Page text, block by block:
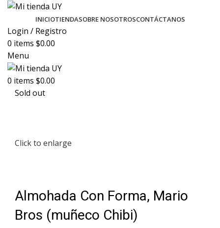
INICIOTIENDASOBRE NOSOTROSCONTÁCTANOS
Login / Registro
0 items $0.00
Menu
0 items $0.00
Sold out
Click to enlarge
Almohada Con Forma, Mario
Bros (muñeco Chibi)